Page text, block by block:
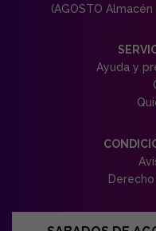
(AGOSTO
Ayuda y